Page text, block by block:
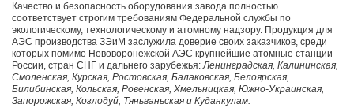
Качество и безопасность оборудования завода полностью
соответствует строгим требованиям Федеральной службы по
экологическому, технологическому и атомному надзору. Продукция для
АЭС производства ЗЭиМ заслужила доверие своих заказчиков, среди
которых помимо Нововоронежской АЭС крупнейшие атомные станции
России, стран СНГ и дальнего зарубежья:Ленинградская, Калининская,
Смоленская, Курская, Ростовская, Балаковская, Белоярская,
Билибинская, Кольская, Ровенская, Хмельницкая, Южно-Украинская,
Запорожская, Козлодуй, Тяньваньская и Куданкулам.